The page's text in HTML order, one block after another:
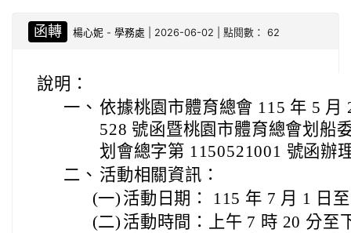
函轉 楊心妮 -學務處 | 2026-06-02 | 點閱數： 62
說明：
一、 依據桃園市體育總會 115 年 5 月
528 號函暨桃園市體育總會划船
划會總字第 1150521001 號函辦
二、 活動相關資訊：
(一) 活動日期： 115 年 7 月 1 日
(二) 活動時間：上午 7 時 20 分至